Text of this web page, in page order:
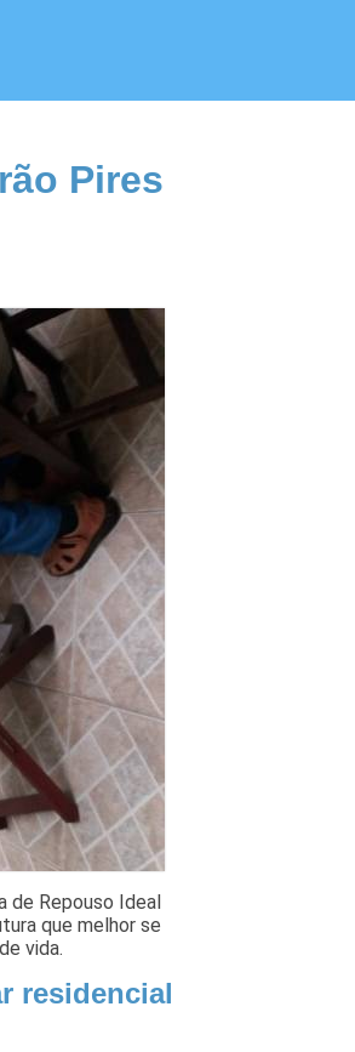
Pires
de Repouso Ideal
que melhor se
vida.
residencial